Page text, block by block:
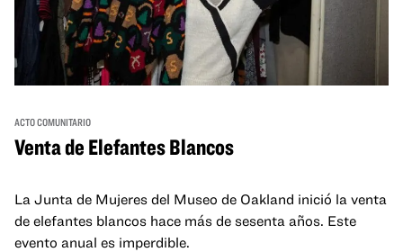
ACTO COMUNITARIO
Venta de Elefantes Blancos
La Junta de Mujeres del Museo de Oakland inició la venta
de elefantes blancos hace más de sesenta años. Este
evento anual es imperdible.